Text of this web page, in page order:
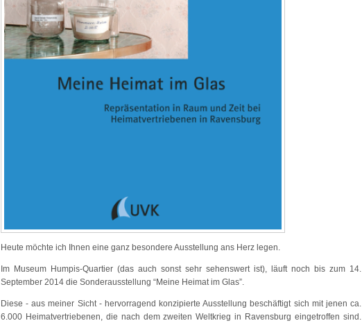
Heute möchte ich Ihnen eine ganz besondere Ausstellung ans Herz legen.
Im Museum Humpis-Quartier (das auch sonst sehr sehenswert ist), läuft noch bis zum 14.
September 2014 die Sonderausstellung “Meine Heimat im Glas”.
Diese - aus meiner Sicht - hervorragend konzipierte Ausstellung beschäftigt sich mit jenen ca.
6.000 Heimatvertriebenen, die nach dem zweiten Weltkrieg in Ravensburg eingetroffen sind.